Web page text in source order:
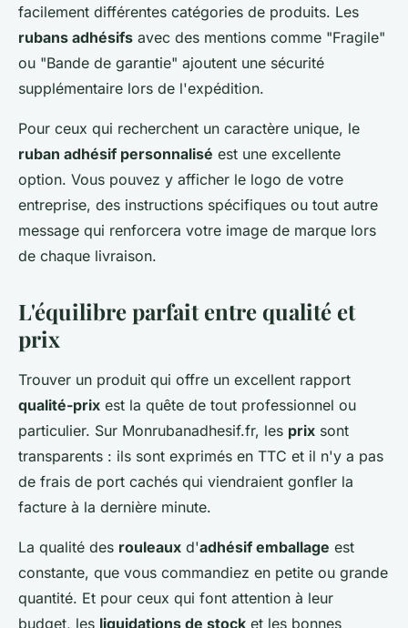
facilement différentes catégories de produits. Les
rubans adhésifs avec des mentions comme "Fragile"
ou "Bande de garantie" ajoutent une sécurité
supplémentaire lors de l'expédition.
Pour ceux qui recherchent un caractère unique, le
ruban adhésif personnalisé est une excellente
option. Vous pouvez y afficher le logo de votre
entreprise, des instructions spécifiques ou tout autre
message qui renforcera votre image de marque lors
de chaque livraison.
L'équilibre parfait entre qualité et
prix
Trouver un produit qui offre un excellent rapport
qualité-prix est la quête de tout professionnel ou
particulier. Sur Monrubanadhesif.fr, les prix sont
transparents : ils sont exprimés en TTC et il n'y a pas
de frais de port cachés qui viendraient gonfler la
facture à la dernière minute.
La qualité des rouleaux d'adhésif emballage est
constante, que vous commandiez en petite ou grande
quantité. Et pour ceux qui font attention à leur
budget, les liquidations de stock et les bonnes